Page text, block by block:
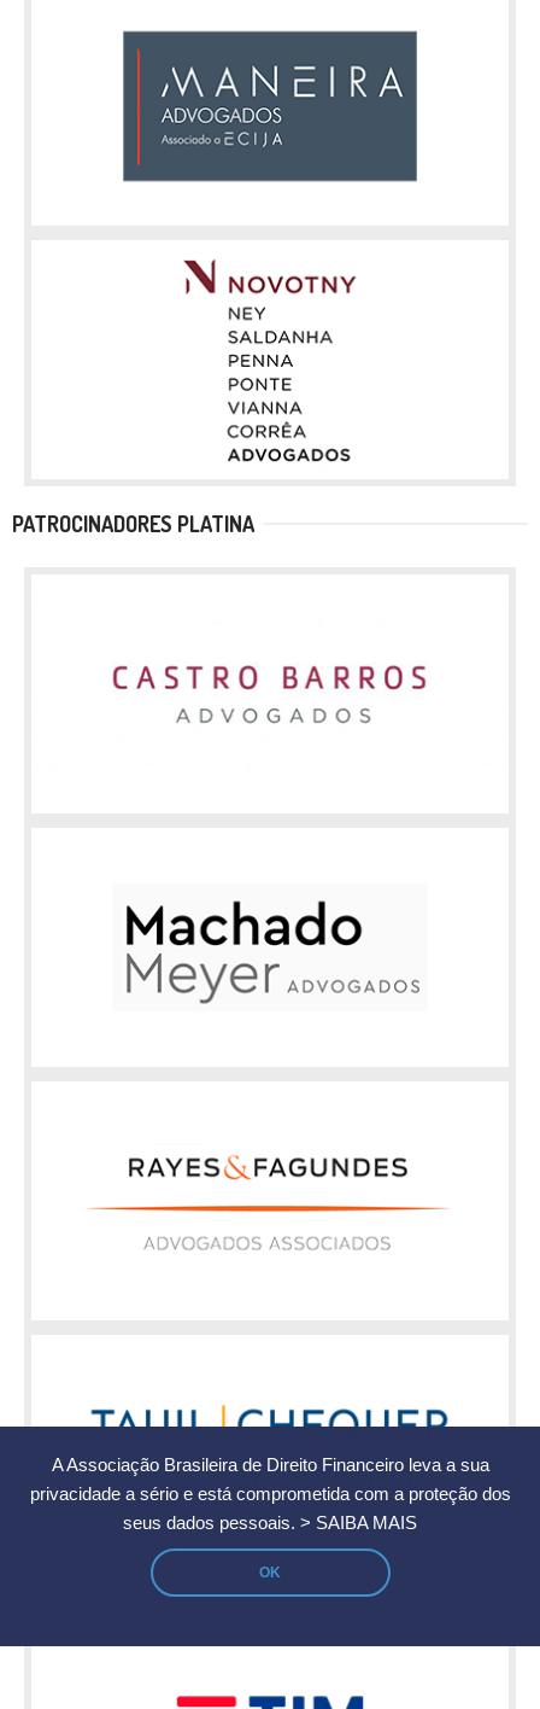
A Associação Brasileira de Direito Financeiro leva a sua
privacidade a sério e está comprometida com a proteção dos
seus dados pessoais. > SAIBA MAIS
OK
PATROCINADORES PLATINA